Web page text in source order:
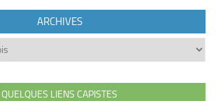
ARCHIVES
QUELQUES LIENS CAPISTES